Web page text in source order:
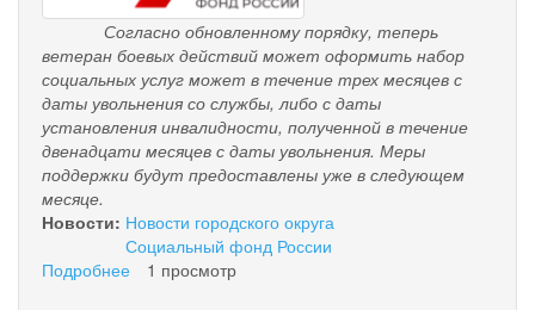
Согласно обновленному порядку, теперь
ветеран боевых действий может оформить набор
социальных услуг может в течение трех месяцев с
даты увольнения со службы, либо с даты
установления инвалидности, полученной в течение
двенадцати месяцев с даты увольнения. Меры
поддержки будут предоставлены уже в следующем
месяце.
Новости: Новости городского округа
Социальный фонд России
Подробнее
1 просмотр